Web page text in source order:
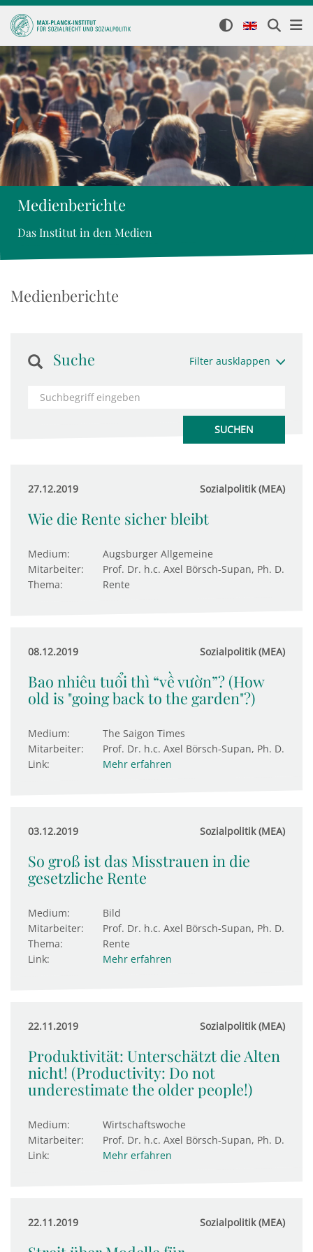
Medienberichte
Das Institut in den Medien
Medienberichte
Suche Filter ausklappen
27.12.2019 Sozialpolitik (MEA)
Wie die Rente sicher bleibt
Medium:
Augsburger Allgemeine
Mitarbeiter:
Prof. Dr. h.c. Axel Börsch-Supan, Ph. D.
Thema:
Rente
08.12.2019 Sozialpolitik (MEA)
Bao nhiêu tuổi thì “về vườn”? (How
old is "going back to the garden"?)
Medium:
The Saigon Times
Mitarbeiter:
Prof. Dr. h.c. Axel Börsch-Supan, Ph. D.
Link:
Mehr erfahren
03.12.2019 Sozialpolitik (MEA)
So groß ist das Misstrauen in die
gesetzliche Rente
Medium:
Bild
Mitarbeiter:
Prof. Dr. h.c. Axel Börsch-Supan, Ph. D.
Thema:
Rente
Link:
Mehr erfahren
22.11.2019 Sozialpolitik (MEA)
Produktivität: Unterschätzt die Alten
nicht! (Productivity: Do not
underestimate the older people!)
Medium:
Wirtschaftswoche
Mitarbeiter:
Prof. Dr. h.c. Axel Börsch-Supan, Ph. D.
Link:
Mehr erfahren
22.11.2019 Sozialpolitik (MEA)